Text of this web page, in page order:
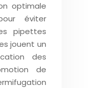
optimale
éviter
pipettes
jouent un
des
de